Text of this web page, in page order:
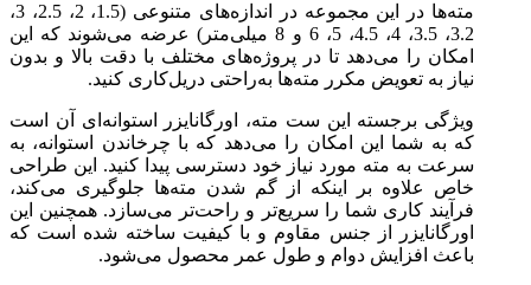
مته‌ها در این مجموعه در اندازه‌های متنوعی (1.5، 2، 2.5، 3،
3.2، 3.5، 4، 4.5، 5، 6 و 8 میلی‌متر) عرضه می‌شوند که این
امکان را می‌دهد تا در پروژه‌های مختلف با دقت بالا و بدون
نیاز به تعویض مکرر مته‌ها به‌راحتی دریل‌کاری کنید.
ویژگی برجسته این ست مته، اورگانایزر استوانه‌ای آن است
که به شما این امکان را می‌دهد که با چرخاندن استوانه، به
سرعت به مته مورد نیاز خود دسترسی پیدا کنید. این طراحی
خاص علاوه بر اینکه از گم شدن مته‌ها جلوگیری می‌کند،
فرآیند کاری شما را سریع‌تر و راحت‌تر می‌سازد. همچنین این
اورگانایزر از جنس مقاوم و با کیفیت ساخته شده است که
باعث افزایش دوام و طول عمر محصول می‌شود.